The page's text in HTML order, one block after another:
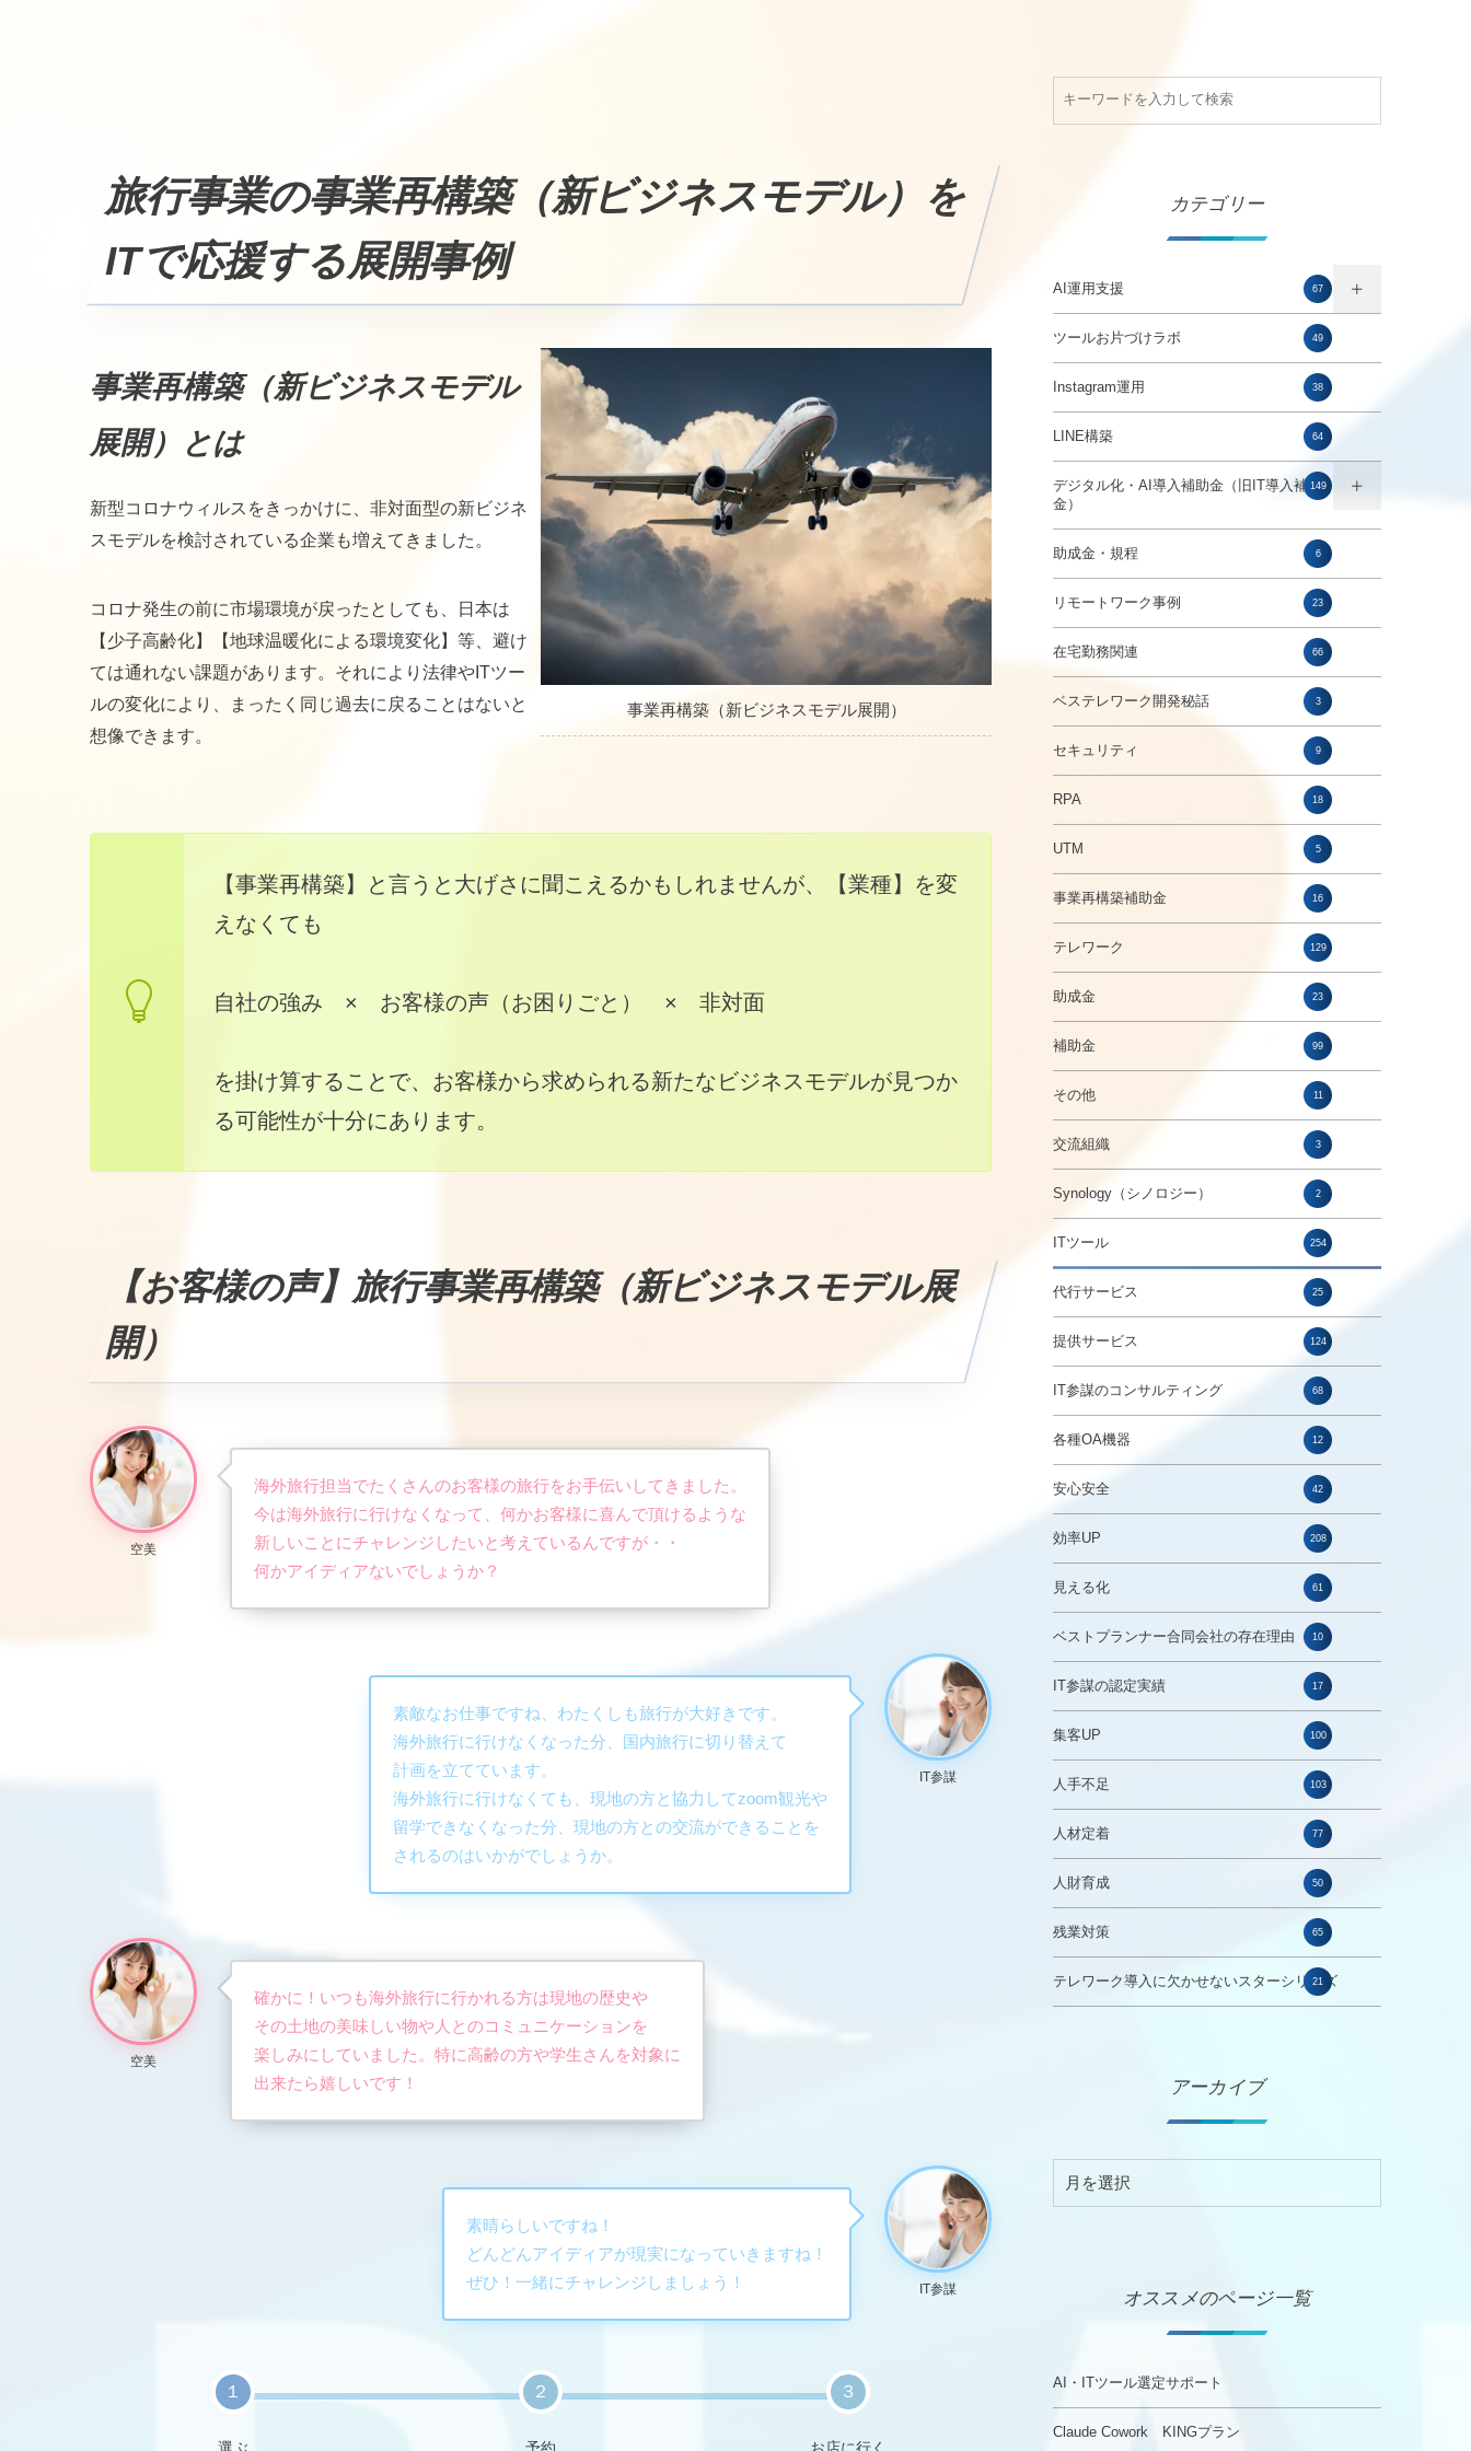
旅行事業の事業再構築（新ビジネスモデル）を
ITで応援する展開事例
事業再構築（新ビジネスモデル
展開）とは
新型コロナウィルスをきっかけに、非対面型の新ビジネ
スモデルを検討されている企業も増えてきました。
コロナ発生の前に市場環境が戻ったとしても、日本は
【少子高齢化】【地球温暖化による環境変化】等、避け
ては通れない課題があります。それにより法律やITツー
ルの変化により、まったく同じ過去に戻ることはないと
想像できます。
事業再構築（新ビジネスモデル展開）
【事業再構築】と言うと大げさに聞こえるかもしれませんが、【業種】を変
えなくても
自社の強み × お客様の声（お困りごと） × 非対面
を掛け算することで、お客様から求められる新たなビジネスモデルが見つか
る可能性が十分にあります。
【お客様の声】 旅行事業再構築（新ビジネスモデル展
開）
空美
海外旅行担当でたくさんのお客様の旅行をお手伝いしてきました。
今は海外旅行に行けなくなって、何かお客様に喜んで頂けるような
新しいことにチャレンジしたいと考えているんですが・・
何かアイディアないでしょうか？
IT参謀
素敵なお仕事ですね、わたくしも旅行が大好きです。
海外旅行に行けなくなった分、国内旅行に切り替えて
計画を立てています。
海外旅行に行けなくても、現地の方と協力してzoom観光や
留学できなくなった分、現地の方との交流ができることを
されるのはいかがでしょうか。
空美
確かに！いつも海外旅行に行かれる方は現地の歴史や
その土地の美味しい物や人とのコミュニケーションを
楽しみにしていました。特に高齢の方や学生さんを対象に
出来たら嬉しいです！
IT参謀
素晴らしいですね！
どんどんアイディアが現実になっていきますね！
ぜひ！一緒にチャレンジしましょう！
１ ２ ３
カテゴリー
AI運用支援 67
ツールお片づけラボ 49
Instagram運用 38
LINE構築 64
デジタル化・AI導入補助金（旧IT導入補助
金）
149
助成金・規程 6
リモートワーク事例 23
在宅勤務関連 66
ベステレワーク開発秘話 3
セキュリティ 9
RPA 18
UTM 5
事業再構築補助金 16
テレワーク 129
助成金 23
補助金 99
その他 11
交流組織 3
Synology（シノロジー） 2
ITツール 254
代行サービス 25
提供サービス 124
IT参謀のコンサルティング 68
各種OA機器 12
安心安全 42
効率UP 208
見える化 61
ベストプランナー合同会社の存在理由 10
IT参謀の認定実績 17
集客UP 100
人手不足 103
人材定着 77
人財育成 50
残業対策 65
テレワーク導入に欠かせないスターシリーズ
21
アーカイブ
オススメのページ一覧
AI・ITツール選定サポート
Claude Cowork KINGプラン